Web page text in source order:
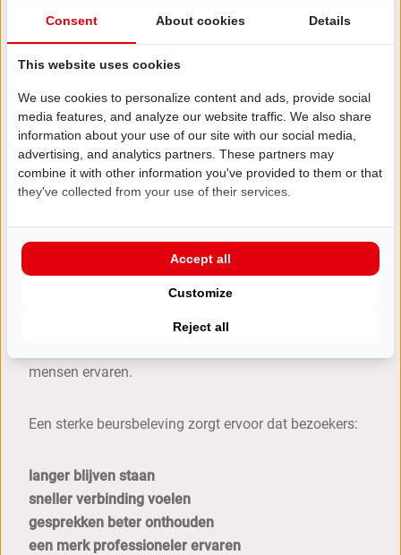
vertrouwen en maakt een merk geloofwaardiger.
Bezoekers moeten het gevoel krijgen dat alles klopt.
Van de eerste online kennismaking tot het gesprek op
de beursvloer.
sterker en herkenbaarder aanvoelt.
Merkbeleving draait om emotie
De sterkste merken blijven niet hangen door alleen
mensen ervaren.
Een sterke beursbeleving zorgt ervoor dat bezoekers:
langer blijven staan
sneller verbinding voelen
gesprekken beter onthouden
een merk professioneler ervaren
Consent About cookies Details
This website uses cookies
We use cookies to personalize content and ads, provide social
media features, and analyze our website traffic. We also share
information about your use of our site with our social media,
advertising, and analytics partners. These partners may
combine it with other information you've provided to them or that
they've collected from your use of their services.
Reject all
Customize
Accept all